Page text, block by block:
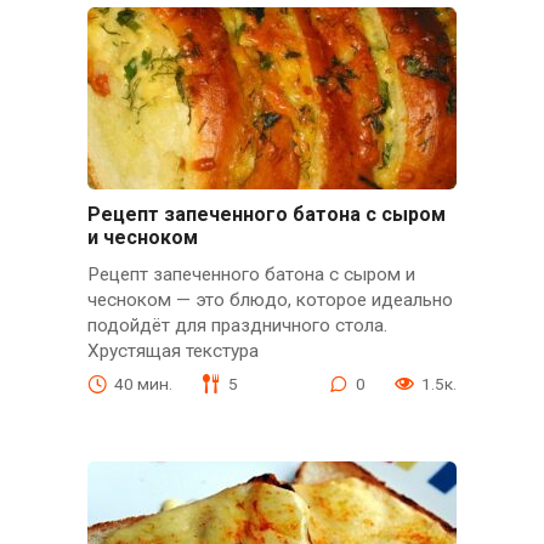
Рецепт запеченного батона с сыром
и чесноком
Рецепт запеченного батона с сыром и
чесноком — это блюдо, которое идеально
подойдёт для праздничного стола.
Хрустящая текстура
40 мин. 5 0 1.5к.